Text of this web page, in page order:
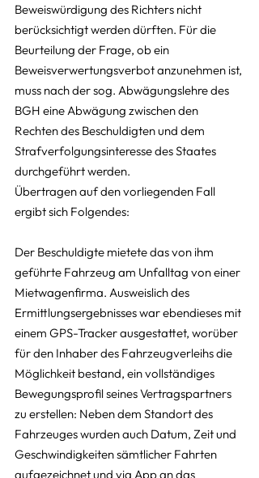
Beweiswürdigung des Richters nicht
berücksichtigt werden dürften. Für die
Beurteilung der Frage, ob ein
Beweisverwertungsverbot anzunehmen ist,
muss nach der sog. Abwägungslehre des
BGH eine Abwägung zwischen den
Rechten des Beschuldigten und dem
Strafverfolgungsinteresse des Staates
durchgeführt werden.
Übertragen auf den vorliegenden Fall
ergibt sich Folgendes:
Der Beschuldigte mietete das von ihm
geführte Fahrzeug am Unfalltag von einer
Mietwagenfirma. Ausweislich des
Ermittlungsergebnisses war ebendieses mit
einem GPS-Tracker ausgestattet, worüber
für den Inhaber des Fahrzeugverleihs die
Möglichkeit bestand, ein vollständiges
Bewegungsprofil seines Vertragspartners
zu erstellen: Neben dem Standort des
Fahrzeuges wurden auch Datum, Zeit und
Geschwindigkeiten sämtlicher Fahrten
aufgezeichnet und via App an das